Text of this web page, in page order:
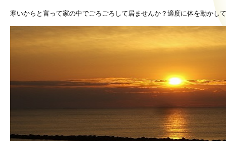
寒いからと言って家の中でごろごろして居ませんか？適度に体を動かし